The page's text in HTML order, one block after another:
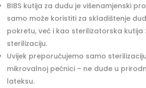
BIBS kutija za dudu je višenamjenski
samo može koristiti za skladištenje
pokretu, već i kao sterilizatorska kutija
sterilizaciju.
Uvijek preporučujemo samo
mikrovalnoj pećnici – ne dude u
lateksu.